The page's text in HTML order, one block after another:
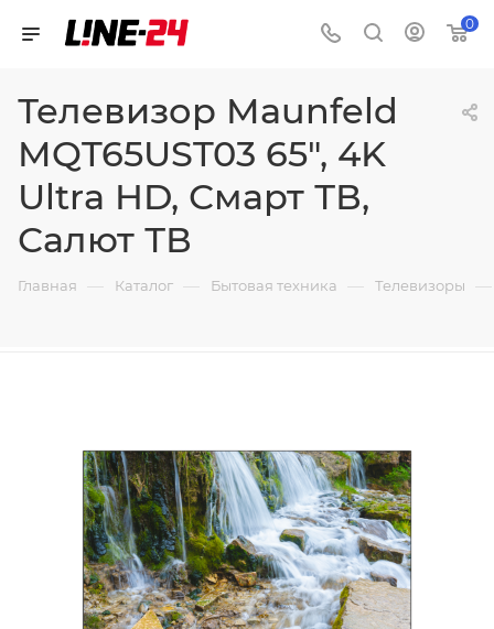
0
Телевизор Maunfeld
MQT65UST03 65", 4K
Ultra HD, Смарт ТВ,
Салют ТВ
Главная — Каталог — Бытовая техника — Телевизоры —